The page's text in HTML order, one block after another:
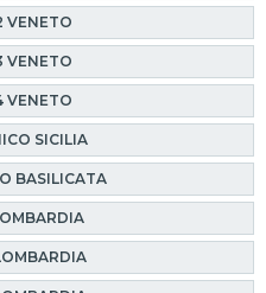
VENETO
VENETO
VENETO
SICILIA
BASILICATA